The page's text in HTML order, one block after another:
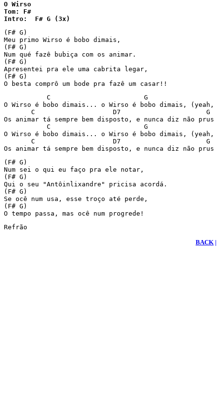
O Wirso
Tom: F#
Intro:  F# G (3x)
(F# G)
Meu primo Wirso é bobo dimais,
(F# G)
Num qué fazê bubiça com os animar.
(F# G)
Apresentei pra ele uma cabrita legar,
(F# G)
O besta comprô um bode pra fazê um casar!!
C                        G
O Wirso é bobo dimais... o Wirso é bobo dimais, (yeah,
C                    D7                      G
Os animar tá sempre bem disposto, e nunca diz não
C                        G
O Wirso é bobo dimais... o Wirso é bobo dimais, (yeah,
       C                    D7                      G
Os animar tá sempre bem disposto, e nunca diz não
(F# G)
Num sei o qui eu faço pra ele notar,
(F# G)
Qui o seu "Antôinlixandre" pricisa acordá.
(F# G)
Se ocê num usa, esse troço até perde,
(F# G)
O tempo passa, mas ocê num progrede!
Refrão
BACK |